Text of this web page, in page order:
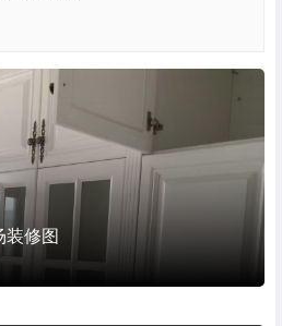
装修图